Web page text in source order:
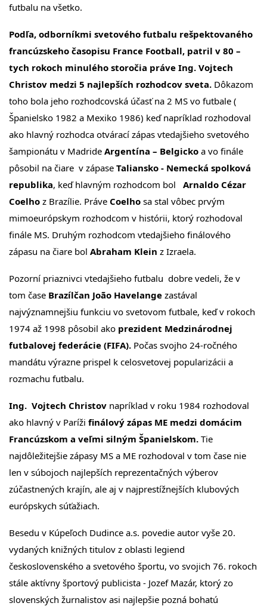
futbalu na všetko.
Podľa, odborníkmi svetového futbalu rešpektovaného
francúzskeho časopisu France Football, patril v 80 –
tych rokoch minulého storočia práve Ing. Vojtech
Christov medzi 5 najlepších rozhodcov sveta. Dôkazom
toho bola jeho rozhodcovská účasť na 2 MS vo futbale (
Španielsko 1982 a Mexiko 1986) keď napríklad rozhodoval
ako hlavný rozhodca otvárací zápas vtedajšieho svetového
šampionátu v Madride Argentína – Belgicko a vo finále
pôsobil na čiare v zápase Taliansko - Nemecká spolková
republika, keď hlavným rozhodcom bol Arnaldo Cézar
Coelho z Brazílie. Práve Coelho sa stal vôbec prvým
mimoeurópskym rozhodcom v histórii, ktorý rozhodoval
finále MS. Druhým rozhodcom vtedajšieho finálového
zápasu na čiare bol Abraham Klein z Izraela.
Pozorní priaznivci vtedajšieho futbalu dobre vedeli, že v
tom čase Brazílčan João Havelange zastával
najvýznamnejšiu funkciu vo svetovom futbale, keď v rokoch
1974 až 1998 pôsobil ako prezident Medzinárodnej
futbalovej federácie (FIFA). Počas svojho 24-ročného
mandátu výrazne prispel k celosvetovej popularizácii a
rozmachu futbalu.
Ing. Vojtech Christov napríklad v roku 1984 rozhodoval
ako hlavný v Paríži finálový zápas ME medzi domácim
Francúzskom a veľmi silným Španielskom. Tie
najdôležitejšie zápasy MS a ME rozhodoval v tom čase nie
len v súbojoch najlepších reprezentačných výberov
zúčastnených krajín, ale aj v najprestížnejších klubových
európskych súťažiach.
Besedu v Kúpeľoch Dudince a.s. povedie autor vyše 20.
vydaných knižných titulov z oblasti legiend
československého a svetového športu, vo svojich 76. rokoch
stále aktívny športový publicista - Jozef Mazár, ktorý zo
slovenských žurnalistov asi najlepšie pozná bohatú